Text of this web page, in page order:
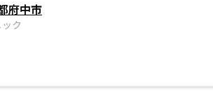
府中市
ク